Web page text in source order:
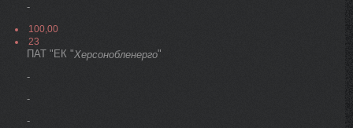
-
100,00
23
ПАТ "ЕК "Херсонобленерго"
-
-
-